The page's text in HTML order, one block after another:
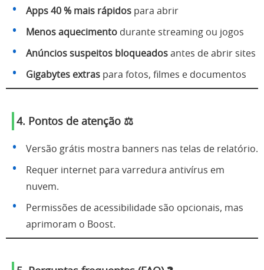
Apps 40 % mais rápidos para abrir
Menos aquecimento durante streaming ou jogos
Anúncios suspeitos bloqueados antes de abrir sites
Gigabytes extras para fotos, filmes e documentos
4. Pontos de atenção ⚖️
Versão grátis mostra banners nas telas de relatório.
Requer internet para varredura antivírus em
nuvem.
Permissões de acessibilidade são opcionais, mas
aprimoram o Boost.